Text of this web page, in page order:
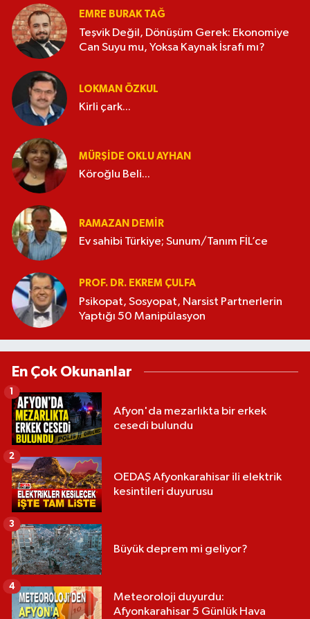
EMRE BURAK TAĞ
Teşvik Değil, Dönüşüm Gerek: Ekonomiye
Can Suyu mu, Yoksa Kaynak İsrafı mı?
LOKMAN ÖZKUL
Kirli çark...
MÜRŞIDE OKLU AYHAN
Köroğlu Beli...
RAMAZAN DEMİR
Ev sahibi Türkiye; Sunum/Tanım FİL’ce
PROF. DR. EKREM ÇULFA
Psikopat, Sosyopat, Narsist Partnerlerin
Yaptığı 50 Manipülasyon
En Çok Okunanlar
Afyon'da mezarlıkta bir erkek
cesedi bulundu
1
OEDAŞ Afyonkarahisar ili elektrik
kesintileri duyurusu
2
Büyük deprem mi geliyor?
3
Meteoroloji duyurdu:
Afyonkarahisar 5 Günlük Hava
4